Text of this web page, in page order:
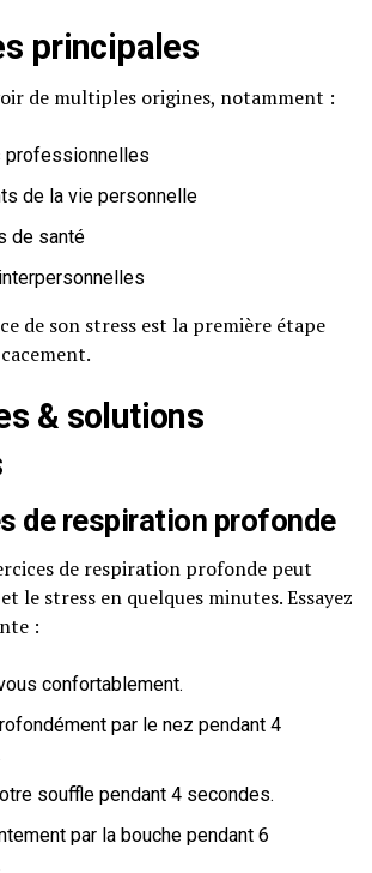
principales
de multiples origines, notamment :
professionnelles
de la vie personnelle
de santé
de son stress est la première étape
& solutions
de respiration profonde
de respiration profonde peut
le stress en quelques minutes. Essayez
:
confortablement.
par le nez pendant 4
souffle pendant 4 secondes.
par la bouche pendant 6